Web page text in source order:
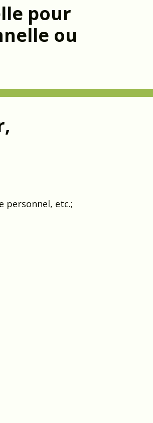
pour
ou
personnel, etc.;